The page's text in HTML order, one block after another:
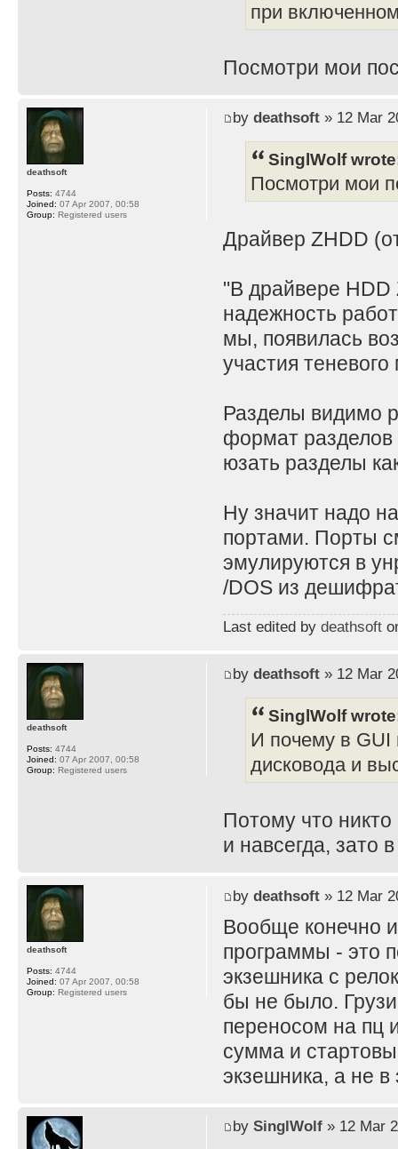
при
Посмотри мои
by deathsoft» 12 Mar
SinglWolf
Посмотри мои
Драйвер ZHDD
"В драйвере
надежность
мы, появилась
участия
Разделы видимо
формат разделов
юзать разделы
Ну значит надо
портами. Порты
эмулируются в
/DOS из
Last edited by deathsoft
deathsoft
Posts: 4744
Joined: 07 Apr 2007, 00:58
Group: Registered users
by deathsoft» 12 Mar
SinglWolf
И почему в GUI
дисковода и
Потому что
и навсегда, зато
deathsoft
Posts: 4744
Joined: 07 Apr 2007, 00:58
Group: Registered users
by deathsoft» 12 Mar
Вообще конечно
программы - это
экзешника с
бы не было.
переносом на пц
сумма и
экзешника, а не в
deathsoft
Posts: 4744
Joined: 07 Apr 2007, 00:58
Group: Registered users
by SinglWolf» 12 Mar